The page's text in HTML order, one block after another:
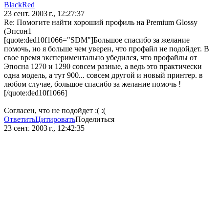
BlackRed
23 сент. 2003 г., 12:27:37
Re: Помогите найти хороший профиль на Premium Glossy
(Эпсон1
[quote:ded10f1066="SDM"]Большое спасибо за желание
помочь, но я больше чем уверен, что профайл не подойдет. В
свое время экспериментально убедился, что профайлы от
Эпосна 1270 и 1290 совсем разные, а ведь это практически
одна модель, а тут 900... совсем другой и новый принтер. в
любом случае, большое спасибо за желание помочь !
[/quote:ded10f1066]
Согласен, что не подойдет :( :(
ОтветитьЦитироватьПоделиться
23 сент. 2003 г., 12:42:35